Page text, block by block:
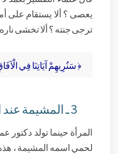
يعصى ؟ ألا يستقام على
ترجى جنته ؟ ألا تخشى
﴿ سَنُرِيهِمْ آيَاتِنَا فِي
3 ـ المشيمة عند الأم :
المرأة حينما تولد
لحمي اسمه المشيمة ،